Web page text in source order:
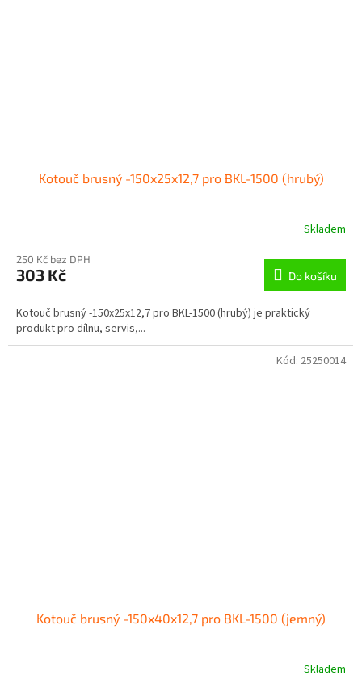
Kotouč brusný -150x25x12,7 pro BKL-1500 (hrubý)
Skladem
250 Kč bez DPH
303 Kč Do košíku
Kotouč brusný -150x25x12,7 pro BKL-1500 (hrubý) je praktický
produkt pro dílnu, servis,...
Kotouč brusný -150x40x12,7 pro BKL-1500 (jemný)
Skladem
Kód: 25250014